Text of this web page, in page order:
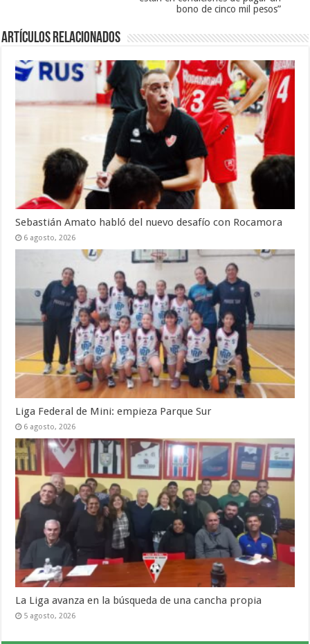
bono de cinco mil pesos”
Artículos Relacionados
Sebastián Amato habló del nuevo desafío con Rocamora
6 agosto, 2026
Liga Federal de Mini: empieza Parque Sur
6 agosto, 2026
La Liga avanza en la búsqueda de una cancha propia
5 agosto, 2026